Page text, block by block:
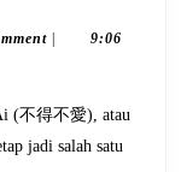
Tentang
Bu
Ai
9:06
jadi salah satu